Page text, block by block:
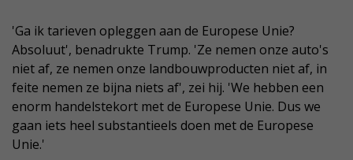
'Ga ik tarieven opleggen aan de Europese Unie?
Absoluut', benadrukte Trump. 'Ze nemen onze auto's
niet af, ze nemen onze landbouwproducten niet af, in
feite nemen ze bijna niets af', zei hij. 'We hebben een
enorm handelstekort met de Europese Unie. Dus we
gaan iets heel substantieels doen met de Europese
Unie.'